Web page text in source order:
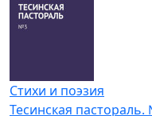
Стихи и поэзия
Тесинская